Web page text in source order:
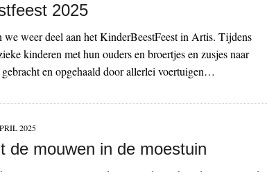
2025
we weer deel aan het KinderBeestFeest in Artis. Tijdens
kinderen met hun ouders en broertjes en zusjes naar
en opgehaald door allerlei voertuigen…
2025
de mouwen in de moestuin